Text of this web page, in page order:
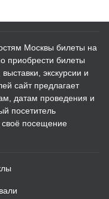
Москвы билеты на
приобрести билеты
экскурсии и
сайт предлагает
датам проведения и
посетитель
своё посещение